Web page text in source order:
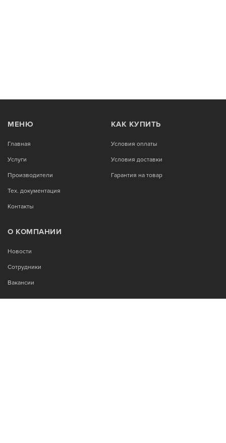
МЕНЮ
Главная
Услуги
Производители
Тех. документация
Контакты
КАК КУПИТЬ
Условия оплаты
Условия доставки
Гарантия на товар
О КОМПАНИИ
Новости
Сотрудники
Вакансии